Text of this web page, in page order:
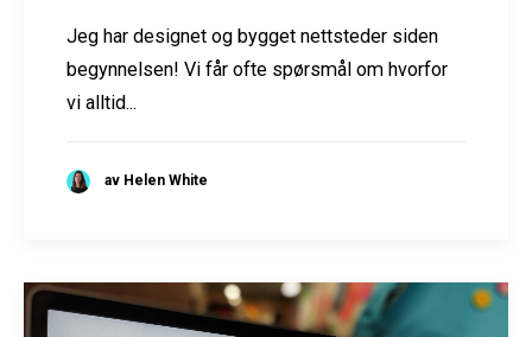
Jeg har designet og bygget nettsteder siden
begynnelsen! Vi får ofte spørsmål om hvorfor
vi alltid...
av Helen White